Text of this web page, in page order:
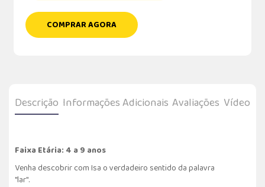
COMPRAR AGORA
Descrição Informações Adicionais Avaliações Vídeo
Faixa Etária: 4 a 9 anos
Venha descobrir com Isa o verdadeiro sentido da palavra
"lar".